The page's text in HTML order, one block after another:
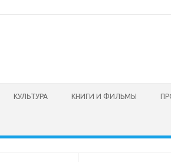
КУЛЬТУРА КНИГИ И ФИЛЬМЫ